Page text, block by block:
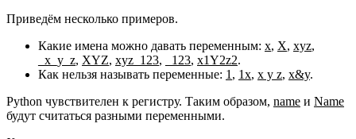
Приведём несколько примеров.
Какие имена можно давать переменным: x, X, xyz,
_x_y_z, XYZ, xyz_123, _123, x1Y2z2.
Как нельзя называть переменные: 1 , 1x, x y z, x&y.
Python чувствителен к регистру. Таким образом, name и Name
будут считаться разными переменными.